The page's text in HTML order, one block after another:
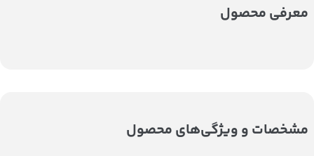
معرفی محصول
مشخصات و ویژگی‌های محصول